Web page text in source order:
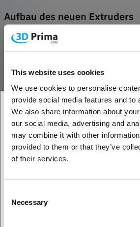
This website uses cookies
We use cookies to personalise
provide social media features and to
We also share information about
our social media, advertising and
may combine it with other
provided to them or that they’ve
of their services.
Selection
Necessary
Aufbau des neuen Extruders
Seitliche Feder, die den Halt der
unterstützt.
Kugelstößel, der den Extruderhebel
Pulvermetallurgie Hebel, schwer zu
Extrusionskraft.
60W Hotend-Heizung, die
liefert
Eine leistungsstarke Keramikheizung
ABS, PETG und andere Hochtemperatur-
austauschbar
1. Sind Sie Geschäftskunde
Geschäftskunde
Privatkunde